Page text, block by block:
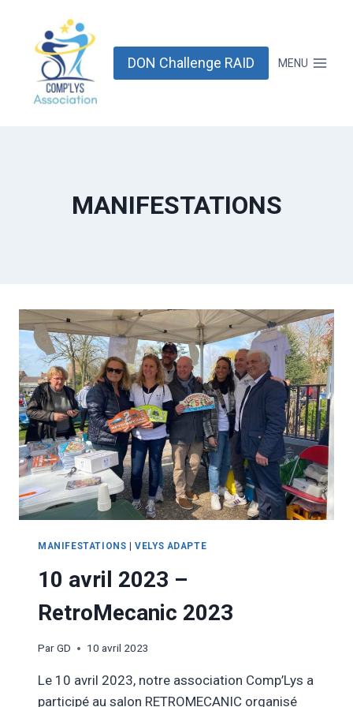
contenu
DON Challenge RAID MENU
MANIFESTATIONS
MANIFESTATIONS |VELYS ADAPTE
10 avril 2023 –
RetroMecanic 2023
ParGD 10 avril 2023
Le 10 avril 2023, notre association Comp’Lys a
participé au salon RETROMECANIC organisé